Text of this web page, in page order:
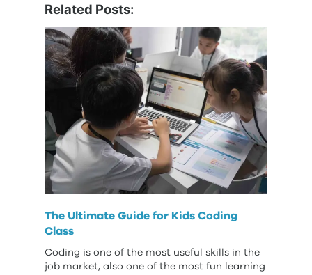
Related Posts:
The Ultimate Guide for Kids Coding
Class
Coding is one of the most useful skills in the
job market, also one of the most fun learning